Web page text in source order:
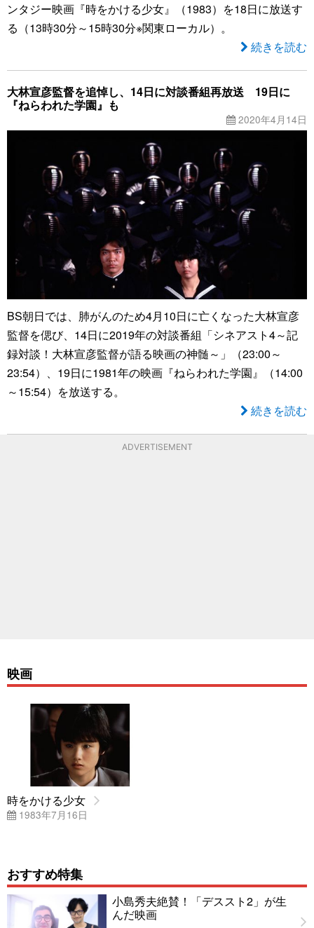
ンタジー映画『時をかける少女』（1983）を18日に放送す
る（13時30分～15時30分※関東ローカル）。
続きを読む
大林宣彦監督を追悼し、14日に対談番組再放送 19日に
『ねらわれた学園』も
2020年4月14日
BS朝日では、肺がんのため4月10日に亡くなった大林宣彦
監督を偲び、14日に2019年の対談番組「シネアスト4～記
録対談！大林宣彦監督が語る映画の神髄～」（23:00～
23:54）、19日に1981年の映画『ねらわれた学園』（14:00
～15:54）を放送する。
続きを読む
ADVERTISEMENT
映画
時をかける少女
1983年7月16日
おすすめ特集
小島秀夫絶賛！「デススト2」が生
んだ映画